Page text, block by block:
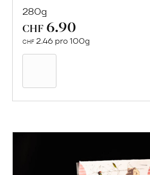
280g
CHF 6.90
CHF 2.46 pro 100g